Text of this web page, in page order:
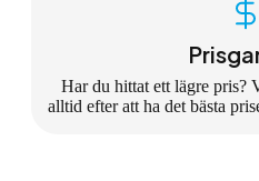
Har du hittat ett lägre pris?
alltid efter att ha det bästa